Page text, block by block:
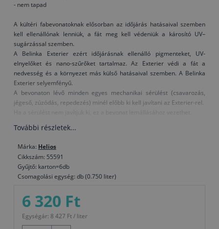
- nem tapad
A kültéri fabevonatoknak elősorban az időjárás hatásaival szemben
kell ellenállónak lenniük, a fát meg kell védeniük a károsító UV–
sugárzással szemben.
A Belinka Exterier ezért időjárásnak ellenálló pigmenteket, UV-
elnyelőket és nano-szűrőket tartalmaz. Az Exterier védi a fát a
nedvesség és a környezet más külső hatásaival szemben. A Belinka
Exterier selyemfényű.
A bevonaton lévő minden egyes mechanikai sérülést (csavarozás,
jégeső, zúzódás, repedezés) minél előbb ki kell javítani az Exterier-rel.
Ha a sérülést nem javítjuk ki, ez a bevonat lemállásához vezethet.
Figyelmeztetés:A természetes, átlátszó 61 sz. Exterier - nem
elnyelők és a nano-szűrők a felületen opálos hatást okozhatnak.
Felhasználás:
Aelhasználás előtt az Exterier-t alaposan keverje össze és hígítás
nélkül ecsettel vagy festőhengerrel hordja fel két rétegben (a 61. sz.
első alkalommal festendő faanyagot először a Belinka Impregnanttal
korhadás és a farontó rovarok ellen. Az első réteg 4-6 óra alatt szárad
További részletek...
Márka: Helios
Cikkszám: 55591
Gyűjtő: karton=6db
Csomagolási egység: db (0.750 liter)
6 320 Ft
Egységár: 8 427 Ft / liter